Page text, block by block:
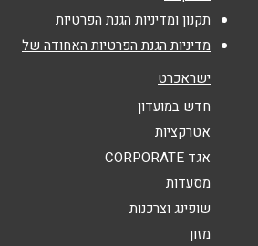
אנא חזרו אלי בקשר ל...
הודעה
תקנון ומדיניות הגנת הפרטיות
מדיניות הגנת הפרטיות האחודה של
ישראכרט
חדש במועדון
אטרקציות
אגד CORPORATE
מסעדות
שופינג וצרכנות
מזון